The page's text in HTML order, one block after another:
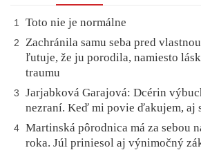
1 Toto nie je normálne
2
Zachránila samu seba pred
ľutuje, že ju porodila, namiesto
traumu
3
Jarjabková Garajová: Dcérin
nezraní. Keď mi povie ďakujem, aj
4 Martinská pôrodnica má za sebou
roka. Júl priniesol aj výnimočný